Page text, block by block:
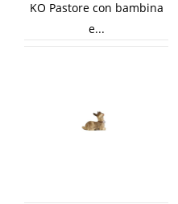
KO Pastore con bambina
e...